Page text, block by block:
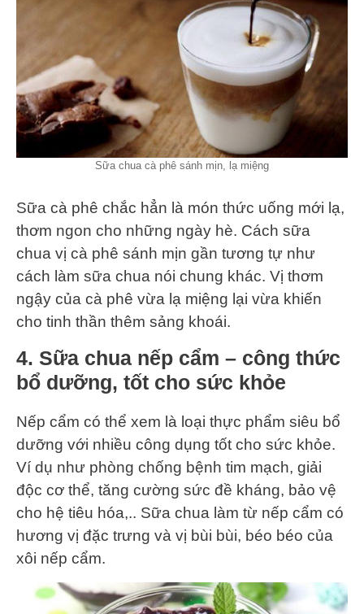
Sữa chua cà phê sánh mịn, lạ miệng
Sữa cà phê chắc hẳn là món thức uống mới lạ,
thơm ngon cho những ngày hè. Cách sữa
chua vị cà phê sánh mịn gần tương tự như
cách làm sữa chua nói chung khác. Vị thơm
ngậy của cà phê vừa lạ miệng lại vừa khiến
cho tinh thần thêm sảng khoái.
4. Sữa chua nếp cẩm – công thức
bổ dưỡng, tốt cho sức khỏe
Nếp cẩm có thể xem là loại thực phẩm siêu bổ
dưỡng với nhiều công dụng tốt cho sức khỏe.
Ví dụ như phòng chống bệnh tim mạch, giải
độc cơ thể, tăng cường sức đề kháng, bảo vệ
cho hệ tiêu hóa,.. Sữa chua làm từ nếp cẩm có
hương vị đặc trưng và vị bùi bùi, béo béo của
xôi nếp cẩm.